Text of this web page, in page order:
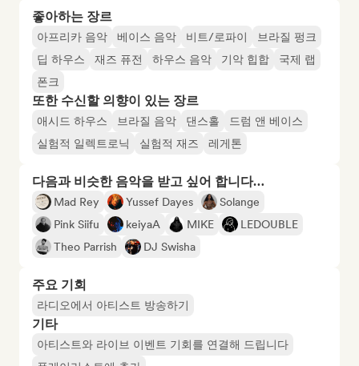
좋아하는 장르
아프리카 음악 베이스 음악 비트/로파이
브라질 펑크
딥 하우스
재즈 퓨전 하우스 음악 기악 힙합
국제 랩
폰크
또한 수신할 의향이 있는 장르
애시드 하우스 브라질 음악 댄스홀
드럼 앤 베이스
실험적 일렉트로닉
실험적 재즈 레게톤
다음과 비슷한 음악을 받고 싶어 합니다…
Mad Rey Yussef Dayes
Solange
Pink Siifu
keiyaA MIKE
LEDOUBLE
Theo Parrish
DJ Swisha
주요 기회
라디오에서 아티스트 방송하기
기타
아티스트와 라이브 이벤트 기회를 연결해 드립니다